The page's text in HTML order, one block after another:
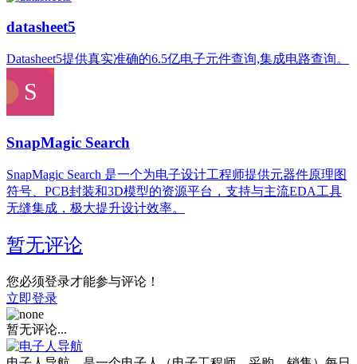
datasheet5
Datasheet5提供真实准确的6.5亿电子元件查询,集成电路查询。
SnapMagic Search
SnapMagic Search 是一个为电子设计工程师提供元器件原理图
符号、PCB封装和3D模型的资源平台，支持与主流EDA工具
无缝集成，极大提升设计效率。
暂无评论
您必须登录才能参与评论！
立即登录
暂无评论...